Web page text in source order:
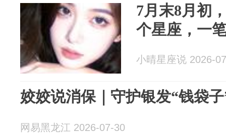
7月末8月初
个星座，一
小晴星座说 2026-
网易黑龙江 2026-07-30